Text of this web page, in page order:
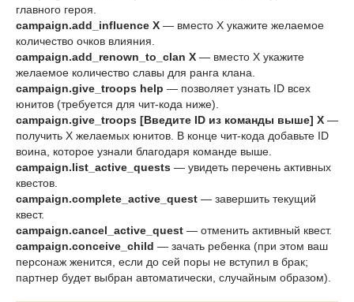
главного героя.
campaign.add_influence X — вместо X укажите желаемое
количество очков влияния.
campaign.add_renown_to_clan X — вместо X укажите
желаемое количество славы для ранга клана.
campaign.give_troops help — позволяет узнать ID всех
юнитов (требуется для чит-кода ниже).
campaign.give_troops [Введите ID из команды выше] X —
получить X желаемых юнитов. В конце чит-кода добавьте ID
воина, которое узнали благодаря команде выше.
campaign.list_active_quests — увидеть перечень активных
квестов.
campaign.complete_active_quest — завершить текущий
квест.
campaign.cancel_active_quest — отменить активный квест.
campaign.conceive_child — зачать ребенка (при этом ваш
персонаж женится, если до сей поры не вступил в брак;
партнер будет выбран автоматически, случайным образом).